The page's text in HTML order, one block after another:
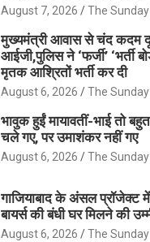
August 7, 2026 The
मुख्यमंत्री आवास से चंद कदम
आईजी,पुलिस ने ‘फर्जी’ ‘भर्ती
मृतक आश्रितों भर्ती कर दी
August 6, 2026 The
भावुक हुईं मायावतीं-भाई तो
चले गए, पर उमाशंकर नहीं गए
August 6, 2026 The
गाजियाबाद के अंसल प्रॉजेक्ट
बायर्स की बंधी घर मिलने की
August 6, 2026 The